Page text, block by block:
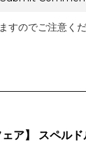
すのでご注意く
ア】 スペル